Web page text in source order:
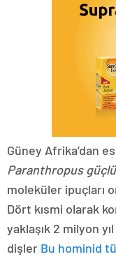
Güney Afrika’dan
Paranthropus güçlü
moleküler ipuçları
Dört kısmi olarak
yaklaşık 2 milyon
dişler Bu hominid